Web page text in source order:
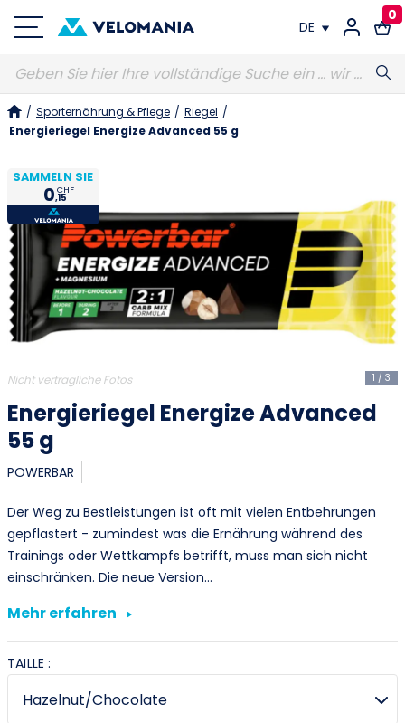
DE
FR
0
/ Sporternährung & Pflege / Riegel /
Energieriegel Energize Advanced 55 g
SAMMELN SIE
0,15
CHF
1 / 3
Nicht vertragliche Fotos
Energieriegel Energize Advanced
55 g
POWERBAR
Der Weg zu Bestleistungen ist oft mit vielen Entbehrungen
gepflastert - zumindest was die Ernährung während des
Trainings oder Wettkampfs betrifft, muss man sich nicht
einschränken. Die neue Version…
Mehr erfahren
TAILLE :